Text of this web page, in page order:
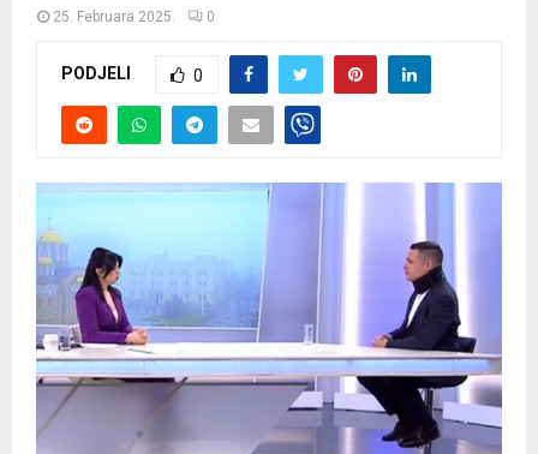
25. Februara 2025. 0
PODJELI 0